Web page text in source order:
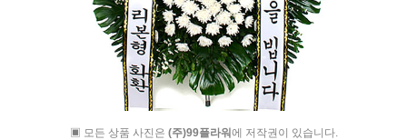
▣ 모든 상품 사진은 (주)99플라워에 저작권이 있습니다.